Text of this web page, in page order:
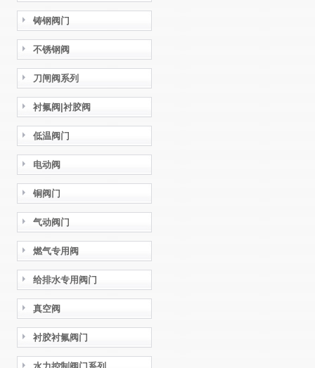
铸钢阀门
不锈钢阀
刀闸阀系列
衬氟阀|衬胶阀
低温阀门
电动阀
铜阀门
气动阀门
燃气专用阀
给排水专用阀门
真空阀
衬胶衬氟阀门